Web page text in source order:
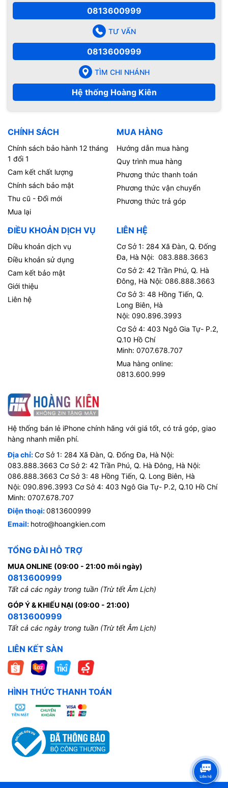
0813600999
TƯ VẤN
0813600999
TÌM CHI NHÁNH
Hệ thống Hoàng Kiên
CHÍNH SÁCH
Chính sách bảo hành 12 tháng
1 đổi 1
Cam kết chất lượng
Chính sách bảo mật
Thu cũ - Đổi mới
Mua lại
MUA HÀNG
Hướng dẫn mua hàng
Quy trình mua hàng
Phương thức thanh toán
Phương thức vận chuyển
Phương thức trả góp
ĐIỀU KHOẢN DỊCH VỤ
Diều khoản dịch vụ
Điều khoản sử dụng
Cam kết bảo mật
Giới thiệu
Liên hệ
LIÊN HỆ
Cơ Sở 1: 284 Xã Đàn, Q. Đống
Đa, Hà Nội: 083.888.3663
Cơ Sở 2: 42 Trần Phú, Q. Hà
Đông, Hà Nội: 086.888.3663
Cơ Sở 3: 48 Hồng Tiến, Q.
Long Biên, Hà
Nội: 090.896.3993
Cơ Sở 4: 403 Ngô Gia Tự- P.2,
Q.10 Hồ Chí
Minh: 0707.678.707
Mua hàng online:
0813.600.999
Hệ thống bán lẻ iPhone chính hãng với giá tốt, có trả góp, giao
hàng nhanh miễn phí.
Địa chỉ:Cơ Sở 1: 284 Xã Đàn, Q. Đống Đa, Hà Nội:
083.888.3663 Cơ Sở 2: 42 Trần Phú, Q. Hà Đông, Hà Nội:
086.888.3663 Cơ Sở 3: 48 Hồng Tiến, Q. Long Biên, Hà
Nội: 090.896.3993 Cơ Sở 4: 403 Ngô Gia Tự- P.2, Q.10 Hồ Chí
Minh: 0707.678.707
Điện thoại:0813600999
Email: hotro@hoangkien.com
TỔNG ĐÀI HỖ TRỢ
MUA ONLINE (09:00 - 21:00 mỗi ngày)
0813600999
Tất cả các ngày trong tuần (Trừ tết Âm Lịch)
GÓP Ý & KHIẾU NẠI (09:00 - 21:00)
0813600999
Tất cả các ngày trong tuần (Trừ tết Âm Lịch)
LIÊN KẾT SÀN
HÌNH THỨC THANH TOÁN